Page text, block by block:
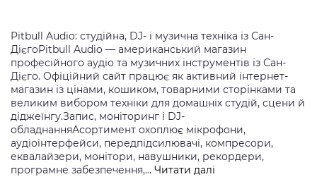
Pitbull Audio: студійна, DJ- і музична техніка із Сан-
ДієгоPitbull Audio — американський магазин
професійного аудіо та музичних інструментів із Сан-
Дієго. Офіційний сайт працює як активний інтернет-
магазин із цінами, кошиком, товарними сторінками та
великим вибором техніки для домашніх студій, сцени й
діджеїнгу.Запис, моніторинг і DJ-
обладнанняАсортимент охоплює мікрофони,
аудіоінтерфейси, передпідсилювачі, компресори,
еквалайзери, монітори, навушники, рекордери,
програмне забезпечення,… Читати далі